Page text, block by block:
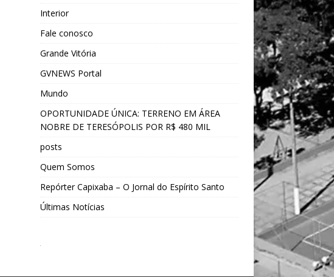
Interior
Fale conosco
Grande Vitória
GVNEWS Portal
Mundo
OPORTUNIDADE ÚNICA: TERRENO EM ÁREA
NOBRE DE TERESÓPOLIS POR R$ 480 MIL
posts
Quem Somos
Repórter Capixaba – O Jornal do Espírito Santo
Últimas Notícias